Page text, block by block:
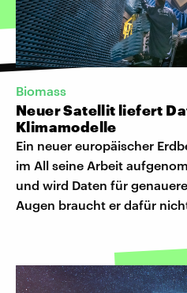
Biomass
Neuer Satellit liefert
Klimamodelle
Ein neuer europäischer
im All seine Arbeit
und wird Daten für
Augen braucht er dafür